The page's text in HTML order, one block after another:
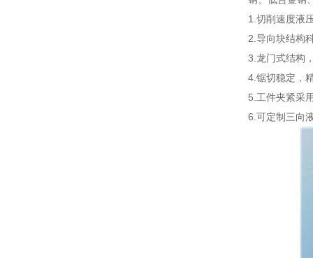
1.切削速度液
2.导向块结构
3.龙门式结构
4.锯切稳定，
5.工件夹紧采
6.可定制三向